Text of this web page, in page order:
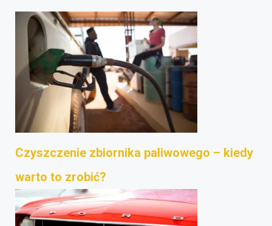
Czyszczenie zbiornika paliwowego – kiedy
warto to zrobić?